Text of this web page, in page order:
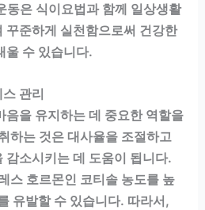
동은 식이요법과 함께 일상생활
꾸준하게 실천함으로써 건강한
울 수 있습니다.
관리
음을 유지하는 데 중요한 역할을
하는 것은 대사율을 조절하고
감소시키는 데 도움이 됩니다.
스 호르몬인 코티솔 농도를 높
유발할 수 있습니다. 따라서,